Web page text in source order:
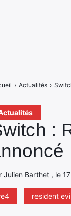
:
Julien Barthet , le
resident
› Actualités ›